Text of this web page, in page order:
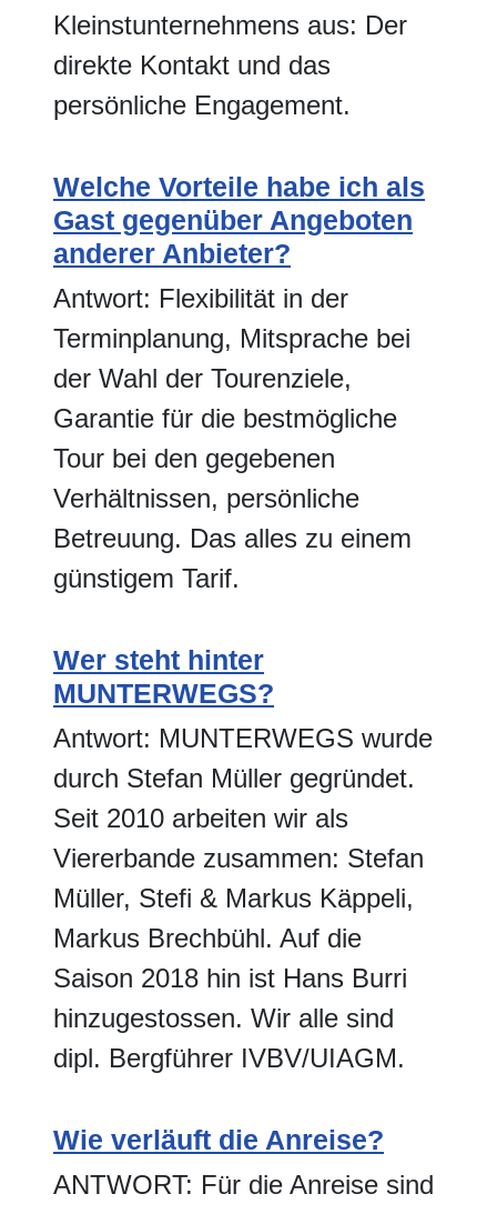
Kleinstunternehmens aus: Der
direkte Kontakt und das
persönliche Engagement.
Welche Vorteile habe ich als
Gast gegenüber Angeboten
anderer Anbieter?
Antwort: Flexibilität in der
Terminplanung, Mitsprache bei
der Wahl der Tourenziele,
Garantie für die bestmögliche
Tour bei den gegebenen
Verhältnissen, persönliche
Betreuung. Das alles zu einem
günstigem Tarif.
Wer steht hinter
MUNTERWEGS?
Antwort: MUNTERWEGS wurde
durch Stefan Müller gegründet.
Seit 2010 arbeiten wir als
Viererbande zusammen: Stefan
Müller, Stefi & Markus Käppeli,
Markus Brechbühl. Auf die
Saison 2018 hin ist Hans Burri
hinzugestossen. Wir alle sind
dipl. Bergführer IVBV/UIAGM.
Wie verläuft die Anreise?
ANTWORT: Für die Anreise sind